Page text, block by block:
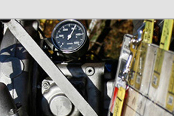
Rodenkirchen